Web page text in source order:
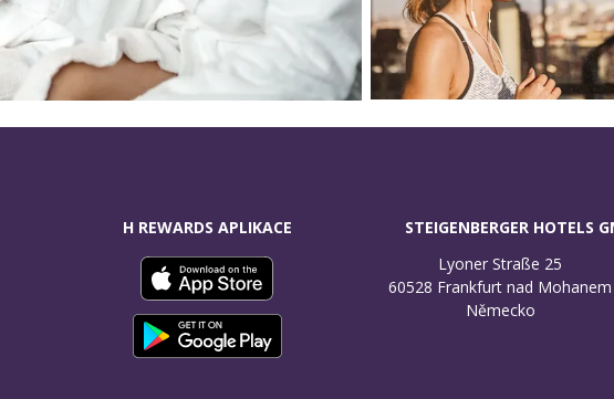
H REWARDS APLIKACE
STEIGENBERGER HOTELS
Lyoner Straße 25
60528 Frankfurt nad Mohanem
Německo